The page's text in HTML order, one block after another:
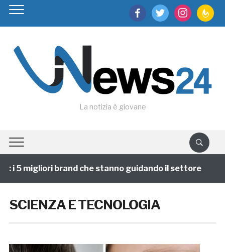
facebooktwitter instagram
La notizia è giovane
5 migliori brand che stanno guidando il settore
SCIENZA E TECNOLOGIA